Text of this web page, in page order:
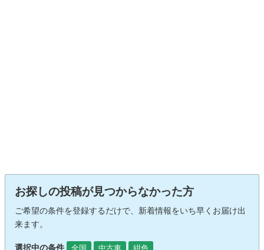
お探しの投稿が見つからなかった方
ご希望の条件を登録するだけで、新着情報をいち早くお届け出
来ます。
選択中の条件 全国 中古車 紺色